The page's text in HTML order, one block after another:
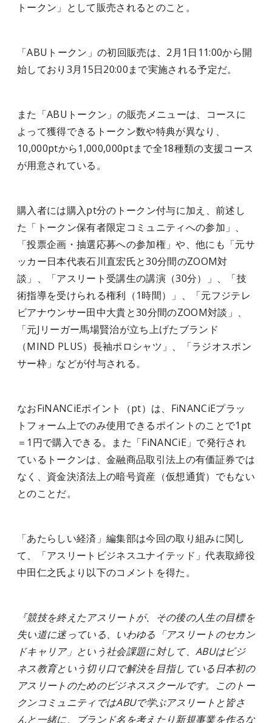
トークン」として販売されるとのこと。
「ABUトークン」の初回販売は、2月1日11:00から開
始しており3月15日20:00まで実施される予定だ。
また「ABUトークン」の販売メニューは、コースに
よって獲得できるトークン数や特典が異なり、
10,000ptから1,000,000ptまで全18種類の支援コース
が用意されている。
購入者には購入pt分のトークン付与に加え、前述し
た「トークン保有者限定コミュニティへの参加」、
「投票企画・抽選応募への参加権」や、他にも「元サ
ッカー日本代表石川直宏氏と30分間のZOOM対
談」、「アスリート受講生の講演（30分）」、「技
術指導を受けられる権利（1時間）」、「元フジテレ
ビアナウンサー田中大貴と30分間のZOOM対談」、
「元Jリーガー馬場賢治が立ち上げたブランド
（MIND PLUS）長袖ポロシャツ」、「ラジオスポン
サー枠」などが付与される。
なおFiNANCiEポイント（pt）は、FiNANCiEプラッ
トフォーム上でのみ使用できるポイントのことで1pt
＝1円で購入できる。また「FiNANCiE」で発行され
ているトークンは、金融商品取引法上の有価証券では
なく、資金決済法上の暗号資産（仮想通貨）でもない
とのことだ。
「あたらしい経済」編集部は今回の取り組みに関し
て、「アスリートビジネスユナイテッド」代表取締役
中田仁之氏より以下のコメントを得た。
『競技を終えたアスリートが、その後の人生の目標を
失い道に迷っている、いわゆる「アスリートのセカン
ドキャリア」という社会課題に対して、ABUはビジ
ネス教育という切り口で解決を目指している日本初の
アスリートのためのビジネススクールです。このトー
クンコミュニティではABUで学ぶアスリートと皆さ
んと一緒に、ブランド名を考えたり新規事業を作るな